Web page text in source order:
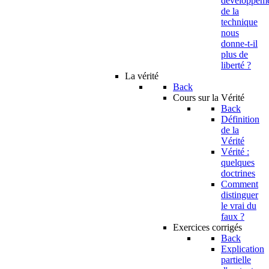
de la
technique
nous
donne-t-il
plus de
liberté ?
La vérité
Back
Cours sur la Vérité
Back
Définition
de la
Vérité
Vérité :
quelques
doctrines
Comment
distinguer
le vrai du
faux ?
Exercices corrigés
Back
Explication
partielle